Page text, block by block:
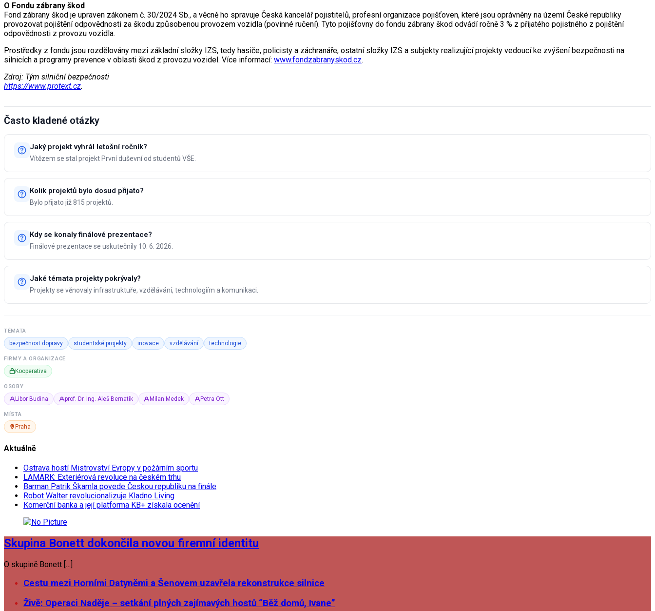
O Fondu zábrany škod
Fond zábrany škod je upraven zákonem č. 30/2024 Sb., a věcně ho spravuje Česká kancelář pojistitelů, profesní organizace pojišťoven, které jsou oprávněny na území České republiky
provozovat pojištění odpovědnosti za škodu způsobenou provozem vozidla (povinné ručení). Tyto pojišťovny do fondu zábrany škod odvádí ročně 3 % z přijatého pojistného z pojištění
odpovědnosti z provozu vozidla.
Prostředky z fondu jsou rozdělovány mezi základní složky IZS, tedy hasiče, policisty a záchranáře, ostatní složky IZS a subjekty realizující projekty vedoucí ke zvýšení bezpečnosti na
silnicích a programy prevence v oblasti škod z provozu vozidel. Více informací: www.fondzabranyskod.cz.
Zdroj: Tým silniční bezpečnosti
https://www.protext.cz.
Často kladené otázky
Jaký projekt vyhrál letošní ročník?
Vítězem se stal projekt První duševní od studentů VŠE.
Kolik projektů bylo dosud přijato?
Bylo přijato již 815 projektů.
Kdy se konaly finálové prezentace?
Finálové prezentace se uskutečnily 10. 6. 2026.
Jaké témata projekty pokrývaly?
Projekty se věnovaly infrastruktuře, vzdělávání, technologiím a komunikaci.
TÉMATA
bezpečnost dopravy studentské projekty inovace vzdělávání technologie
FIRMY A ORGANIZACE
Kooperativa
OSOBY
Libor Budina prof. Dr. Ing. Aleš Bernatík Milan Medek Petra Ott
MÍSTA
Praha
Aktuálně
Ostrava hostí Mistrovství Evropy v požárním sportu
LAMARK: Exteriérová revoluce na českém trhu
Barman Patrik Škamla povede Českou republiku na finále
Robot Walter revolucionalizuje Kladno Living
Komerční banka a její platforma KB+ získala ocenění
Skupina Bonett dokončila novou firemní identitu
O skupině Bonett […]
Cestu mezi Horními Datyněmi a Šenovem uzavřela rekonstrukce silnice
Živě: Operaci Naděje – setkání plných zajímavých hostů “Běž domů, Ivane”